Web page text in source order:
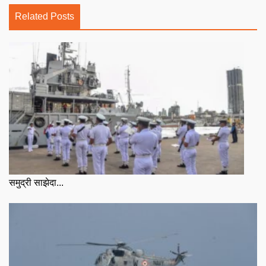
Related Posts
समुद्री साझेदा...